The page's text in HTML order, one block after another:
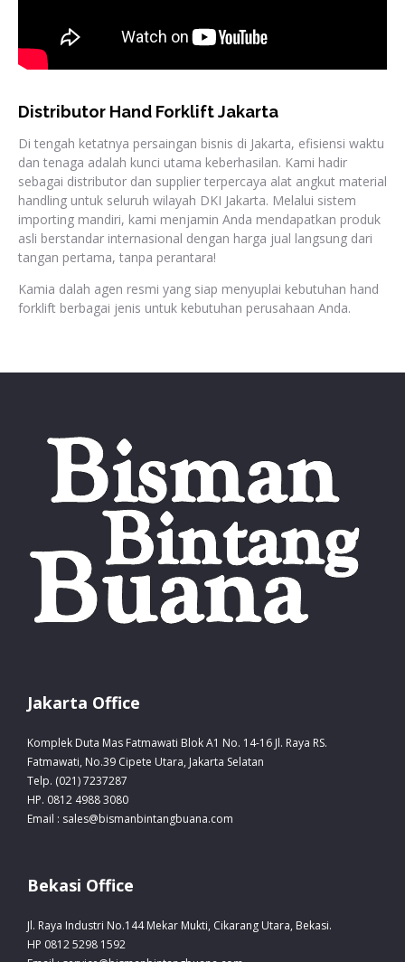
Distributor Hand Forklift Jakarta
Di tengah ketatnya persaingan bisnis di Jakarta, efisiensi waktu
dan tenaga adalah kunci utama keberhasilan. Kami hadir
sebagai distributor dan supplier terpercaya alat angkut material
handling untuk seluruh wilayah DKI Jakarta. Melalui sistem
importing mandiri, kami menjamin Anda mendapatkan produk
asli berstandar internasional dengan harga jual langsung dari
tangan pertama, tanpa perantara!
Kamia dalah agen resmi yang siap menyuplai kebutuhan hand
forklift berbagai jenis untuk kebutuhan perusahaan Anda.
Jakarta Office
Komplek Duta Mas Fatmawati Blok A1 No. 14-16 Jl. Raya RS.
Fatmawati, No.39 Cipete Utara, Jakarta Selatan
Telp. (021) 7237287
HP. 0812 4988 3080
Email : sales@bismanbintangbuana.com
Bekasi Office
Jl. Raya Industri No.144 Mekar Mukti, Cikarang Utara, Bekasi.
HP 0812 5298 1592